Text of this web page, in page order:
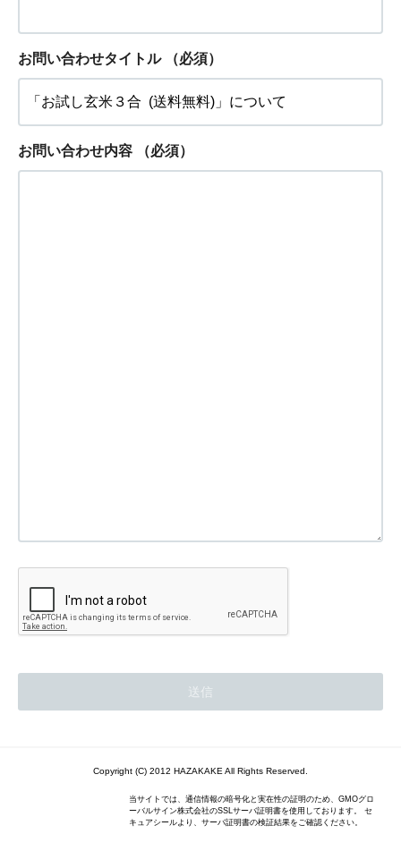
お問い合わせタイトル （必須）
お問い合わせ内容 （必須）
Copyright (C) 2012 HAZAKAKE All Rights Reserved.
当サイトでは、通信情報の暗号化と実在性の証明のため、GMOグロ
ーバルサイン株式会社のSSLサーバ証明書を使用しております。 セ
キュアシールより、サーバ証明書の検証結果をご確認ください。